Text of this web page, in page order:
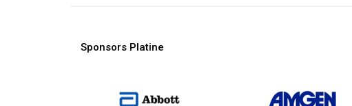
Sponsors Platine